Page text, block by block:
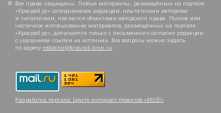
Все права защищены. Любые материалы, размещённые на портале
«Красраб.ру» сотрудниками редакции, нештатными авторами
и читателями, являются объектами авторского права. Полное или
частичное использование материалов, размещённых на портале
«Красраб.ру», допускается только с письменного согласия редакции
с указанием ссылки на источник. Все вопросы можно задать
по адресу redaktor@krasrab.krsn.ru.
Разработка портала: Центр интернет-проектов «МОЁ!»